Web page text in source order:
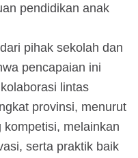
pendidikan anak
pihak sekolah dan
pencapaian ini
lintas
provinsi, menurut
melainkan
serta praktik baik